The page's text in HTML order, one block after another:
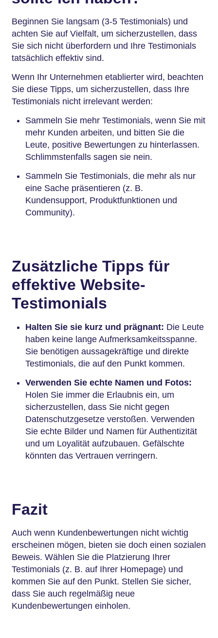
Beginnen Sie langsam (3-5 Testimonials) und
achten Sie auf Vielfalt, um sicherzustellen, dass
Sie sich nicht überfordern und Ihre Testimonials
tatsächlich effektiv sind.
Wenn Ihr Unternehmen etablierter wird, beachten
Sie diese Tipps, um sicherzustellen, dass Ihre
Testimonials nicht irrelevant werden:
Sammeln Sie mehr Testimonials, wenn Sie mit
mehr Kunden arbeiten, und bitten Sie die
Leute, positive Bewertungen zu hinterlassen.
Schlimmstenfalls sagen sie nein.
Sammeln Sie Testimonials, die mehr als nur
eine Sache präsentieren (z. B.
Kundensupport, Produktfunktionen und
Community).
Zusätzliche Tipps für
effektive Website-
Testimonials
Halten Sie sie kurz und prägnant: Die Leute
haben keine lange Aufmerksamkeitsspanne.
Sie benötigen aussagekräftige und direkte
Testimonials, die auf den Punkt kommen.
Verwenden Sie echte Namen und Fotos:
Holen Sie immer die Erlaubnis ein, um
sicherzustellen, dass Sie nicht gegen
Datenschutzgesetze verstoßen. Verwenden
Sie echte Bilder und Namen für Authentizität
und um Loyalität aufzubauen. Gefälschte
könnten das Vertrauen verringern.
Fazit
Auch wenn Kundenbewertungen nicht wichtig
erscheinen mögen, bieten sie doch einen sozialen
Beweis. Wählen Sie die Platzierung Ihrer
Testimonials (z. B. auf Ihrer Homepage) und
kommen Sie auf den Punkt. Stellen Sie sicher,
dass Sie auch regelmäßig neue
Kundenbewertungen einholen.